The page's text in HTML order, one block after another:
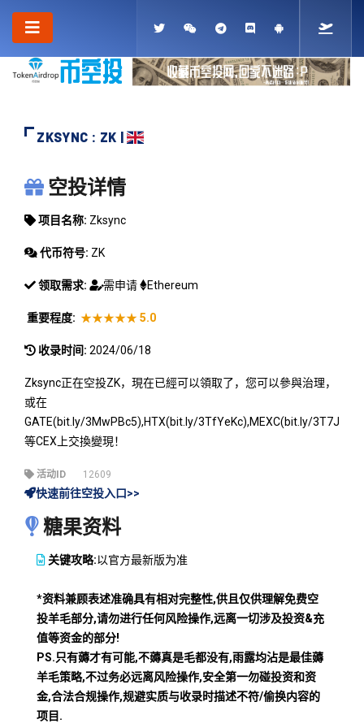
ZKSYNC : ZK |
ZKSYNC
空投详情
项目名称: Zksync
代币符号: ZK
领取需求: 需申请 Ethereum
重要程度: ★★★★★5.0
收录时间: 2024/06/18
Zksync正在空投ZK，現在已經可以領取了，您可以參與治理，
或在
GATE(bit.ly/3MwPBc5),HTX(bit.ly/3TfYeKc),MEXC(bit.ly/3T7JbSG)
等CEX上交換變現！
活动ID 12609
快速前往空投入口>>
糖果资料
关键攻略:以官方最新版为准
*资料兼顾表述准确具有相对完整性,供且仅供理解免费空
投羊毛部分,请勿进行任何风险操作,远离一切涉及投资&充
值等资金的部分!
PS.只有薅才有可能,不薅真是毛都没有,雨露均沾是最佳薅
羊毛策略,不过务必远离风险操作,安全第一勿碰投资和资
金,合法合规操作,规避实质与收录时描述不符/偷换内容的
项目.